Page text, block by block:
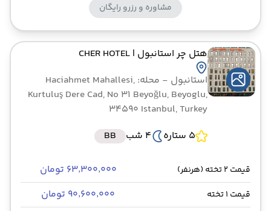
مشاوره و رزرو رایگان
هتل چر استانبول | CHER HOTEL
استانبول
- محله: Haciahmet Mahallesi,
Kurtuluş Dere Cad, No 31 Beyoğlu, Beyoglu,
34590 Istanbul, Turkey
5 ستاره
4 شب BB
قیمت 2 تخته (هرنفر) ۶۳٬۳۰۰٬۰۰۰ تومان
قیمت 1 تخته ۹۰٬۶۰۰٬۰۰۰ تومان